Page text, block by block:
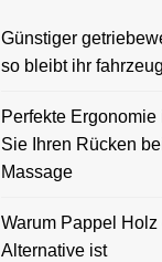
Günstiger
so bleibt ihr
Perfekte
Sie Ihren Rücken
Massage
Warum Pappel
Alternative ist